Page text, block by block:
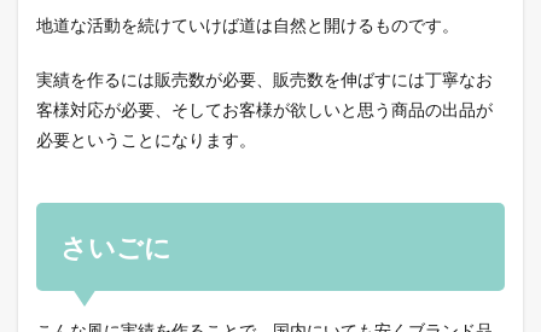
地道な活動を続けていけば道は自然と開けるものです。
実績を作るには販売数が必要、販売数を伸ばすには丁寧なお
客様対応が必要、そしてお客様が欲しいと思う商品の出品が
必要ということになります。
さいごに